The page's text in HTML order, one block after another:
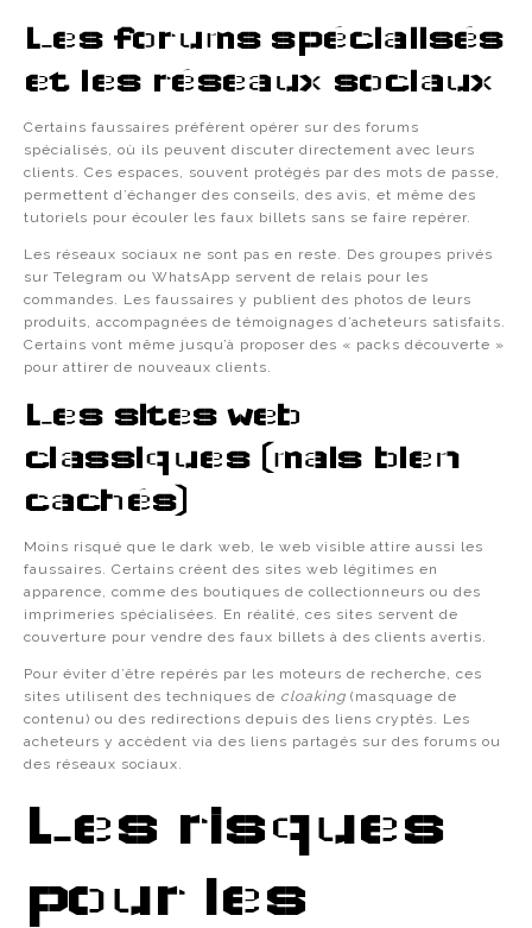
Les forums spécialisés
et les réseaux sociaux
Certains faussaires préfèrent opérer sur des forums
spécialisés, où ils peuvent discuter directement avec leurs
clients. Ces espaces, souvent protégés par des mots de passe,
permettent d’échanger des conseils, des avis, et même des
tutoriels pour écouler les faux billets sans se faire repérer.
Les réseaux sociaux ne sont pas en reste. Des groupes privés
sur Telegram ou WhatsApp servent de relais pour les
commandes. Les faussaires y publient des photos de leurs
produits, accompagnées de témoignages d’acheteurs satisfaits.
Certains vont même jusqu’à proposer des « packs découverte »
pour attirer de nouveaux clients.
Les sites web
classiques (mais bien
cachés)
Moins risqué que le dark web, le web visible attire aussi les
faussaires. Certains créent des sites web légitimes en
apparence, comme des boutiques de collectionneurs ou des
imprimeries spécialisées. En réalité, ces sites servent de
couverture pour vendre des faux billets à des clients avertis.
Pour éviter d’être repérés par les moteurs de recherche, ces
sites utilisent des techniques de cloaking (masquage de
contenu) ou des redirections depuis des liens cryptés. Les
acheteurs y accèdent via des liens partagés sur des forums ou
des réseaux sociaux.
Les risques
pour les